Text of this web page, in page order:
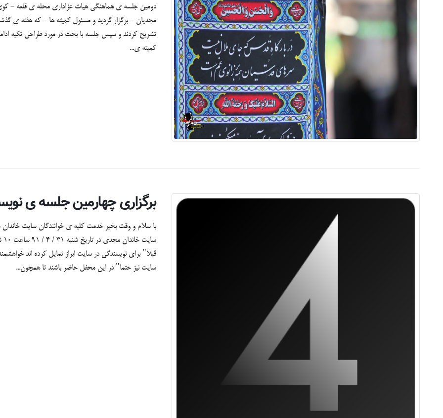
مجدیان - برگزار گردید و مسئول کمیته ها - که هفته ی
کمیته ی...
برگزاری چهارمین جلسه ی
با سلام و وقت بخیر خدمت کلیه ی خوانندگان سایت
قبلا" برای نویسندگی در سایت ابراز تمایل کرده اند
سایت نیز حتما" در این محفل حاضر باشند تا همچون...